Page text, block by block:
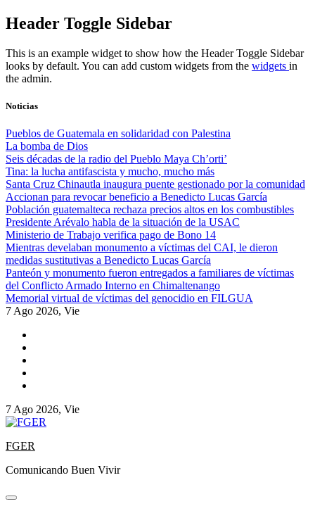
Skip
to
Header Toggle Sidebar
This is an example widget to show how the Header Toggle Sidebar
looks by default. You can add custom widgets from the widgets in
the admin.
Noticias
Pueblos de Guatemala en solidaridad con Palestina
La bomba de Dios
Seis décadas de la radio del Pueblo Maya Ch’orti’
Tina: la lucha antifascista y mucho, mucho más
Santa Cruz Chinautla inaugura puente gestionado por la comunidad
Accionan para revocar beneficio a Benedicto Lucas García
Población guatemalteca rechaza precios altos en los combustibles
Presidente Arévalo habla de la situación de la USAC
Ministerio de Trabajo verifica pago de Bono 14
Mientras develaban monumento a víctimas del CAI, le dieron
medidas sustitutivas a Benedicto Lucas García
Panteón y monumento fueron entregados a familiares de víctimas
del Conflicto Armado Interno en Chimaltenango
Memorial virtual de víctimas del genocidio en FILGUA
7 Ago 2026, Vie
7 Ago 2026, Vie
FGER
Comunicando Buen Vivir